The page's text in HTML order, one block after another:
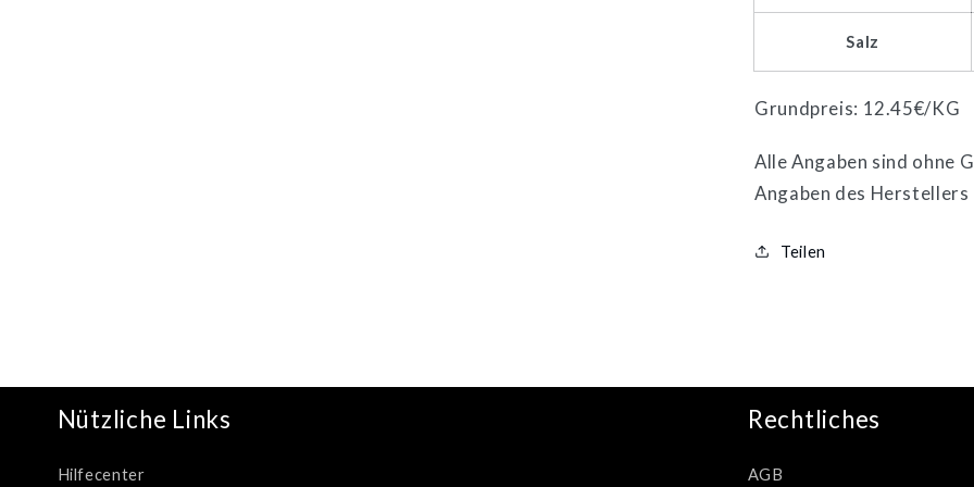
Salz
Grundpreis: 12.45€/KG
Alle Angaben sind ohne
Angaben des
Teilen
Nützliche Links
Hilfecenter
Rechtliches
AGB